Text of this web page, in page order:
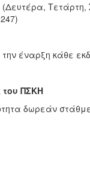
την έναρξη κάθε
του ΠΣΚΗ
δωρεάν